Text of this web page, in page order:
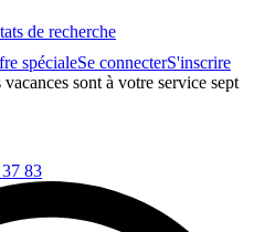
de recherche
spécialeSe connecterS'inscrire
sont à votre service sept
83